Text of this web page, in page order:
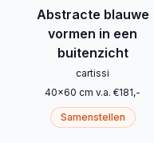
Abstracte blauwe
vormen in een
buitenzicht
cartissi
40x60 cm v.a. €181,-
Samenstellen